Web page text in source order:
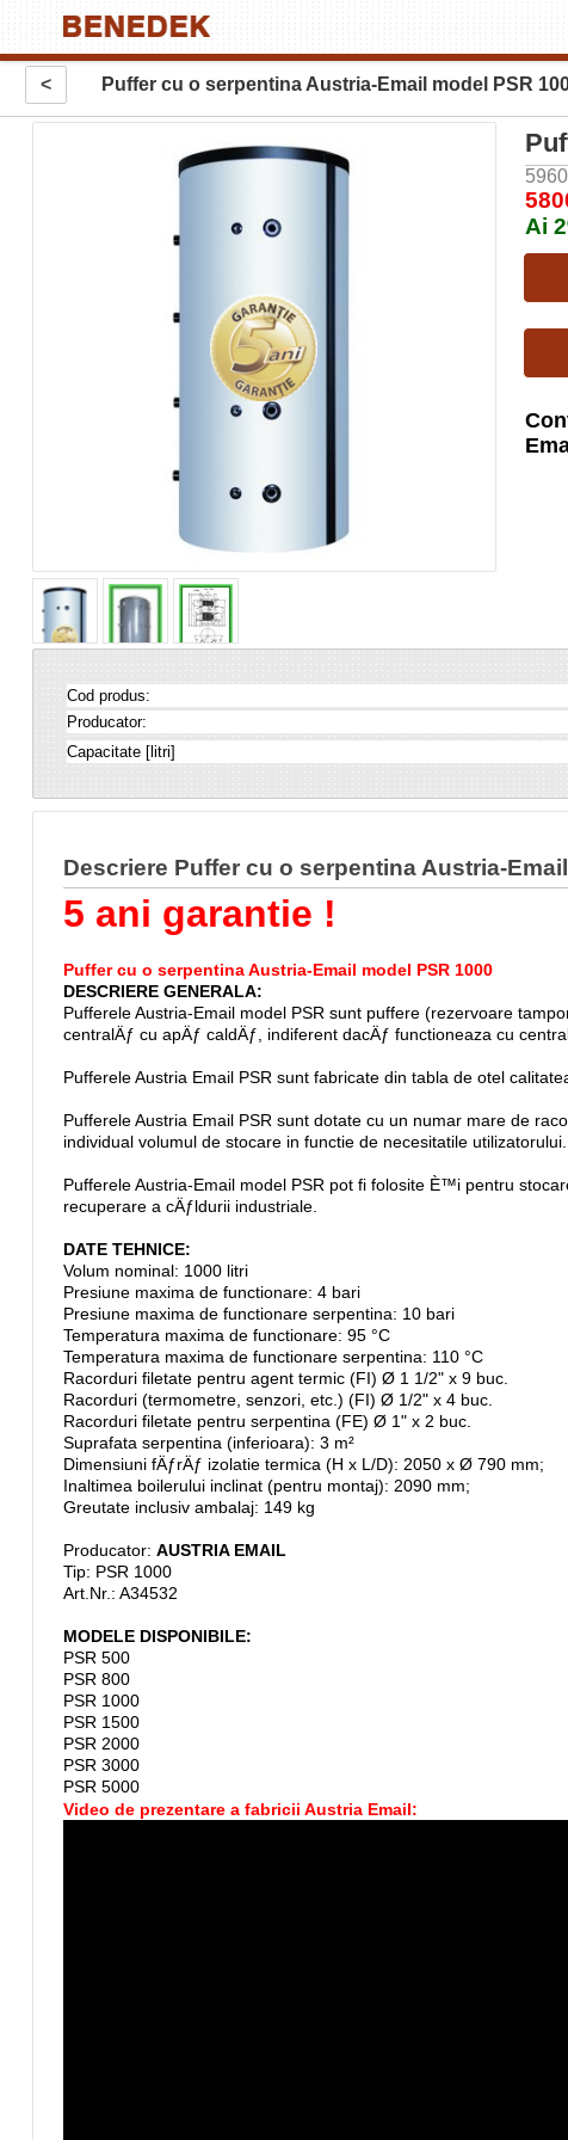
< Puffer cu o serpentina Austria-Email model PSR
Ai
Cod produs:
Producator:
Capacitate [litri]
Descriere Puffer cu o serpentina Austria-
5 ani garantie !
Puffer cu o serpentina Austria-Email model PSR 1000
DESCRIERE GENERALA:
Pufferele Austria-Email model PSR sunt puffere (rezervoare
centralÄƒ cu apÄƒ caldÄƒ, indiferent dacÄƒ functioneaza cu
Pufferele Austria Email PSR sunt fabricate din tabla de otel
Pufferele Austria Email PSR sunt dotate cu un numar mare de
individual volumul de stocare in functie de necesitatile utilizatorului.
Pufferele Austria-Email model PSR pot fi folosite È™i pentru
recuperare a cÄƒldurii industriale.
DATE TEHNICE:
Volum nominal: 1000 litri
Presiune maxima de functionare: 4 bari
Presiune maxima de functionare serpentina: 10 bari
Temperatura maxima de functionare: 95 °C
Temperatura maxima de functionare serpentina: 110 °C
Racorduri filetate pentru agent termic (FI) Ø 1 1/2" x 9 buc.
Racorduri (termometre, senzori, etc.) (FI) Ø 1/2" x 4 buc.
Racorduri filetate pentru serpentina (FE) Ø 1" x 2 buc.
Suprafata serpentina (inferioara): 3 m²
Dimensiuni fÄƒrÄƒ izolatie termica (H x L/D): 2050 x Ø 790 mm;
Inaltimea boilerului inclinat (pentru montaj): 2090 mm;
Greutate inclusiv ambalaj: 149 kg
Producator:AUSTRIA EMAIL
Tip: PSR 1000
Art.Nr.: A34532
MODELE DISPONIBILE:
PSR 500
PSR 800
PSR 1000
PSR 1500
PSR 2000
PSR 3000
PSR 5000
Video de prezentare a fabricii Austria Email: